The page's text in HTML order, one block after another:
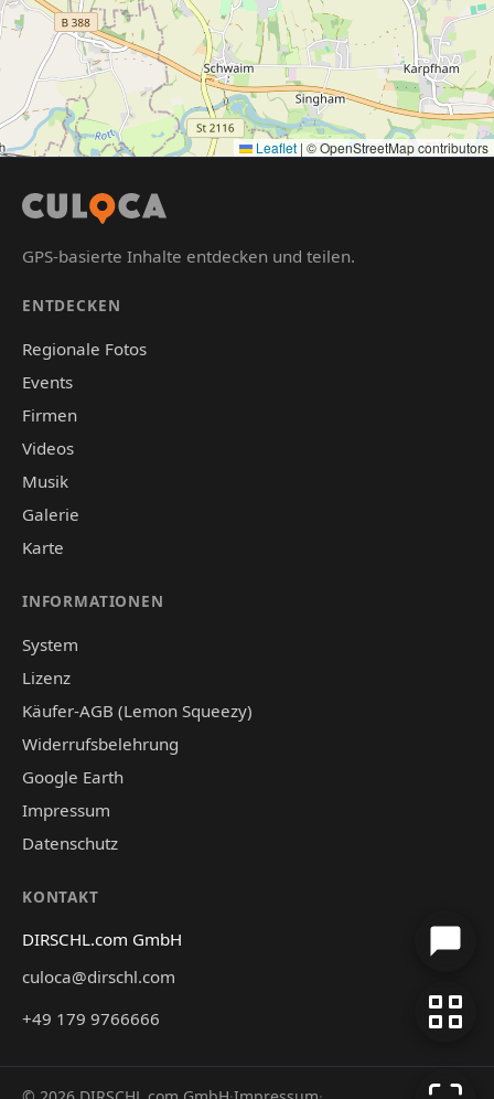
Leaflet | © OpenStreetMap contributors
GPS-basierte Inhalte entdecken und teilen.
ENTDECKEN
Regionale Fotos
Events
Firmen
Videos
Musik
Galerie
Karte
INFORMATIONEN
System
Lizenz
Käufer-AGB (Lemon Squeezy)
Widerrufsbelehrung
Google Earth
Impressum
Datenschutz
KONTAKT
DIRSCHL.com GmbH
culoca@dirschl.com
+49 179 9766666